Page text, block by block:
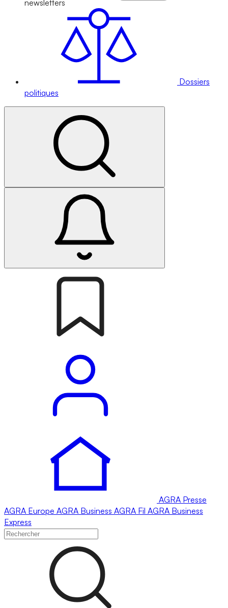
newsletters
Dossiers
politiques
AGRA Presse
AGRA Europe AGRA Business AGRA Fil AGRA Business
Express